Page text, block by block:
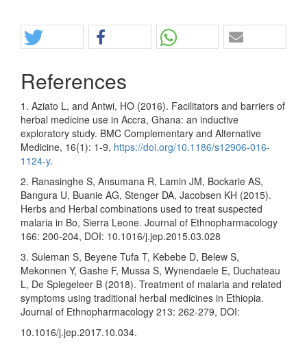
References
1. Aziato L, and Antwi, HO (2016). Facilitators and barriers of
herbal medicine use in Accra, Ghana: an inductive
exploratory study. BMC Complementary and Alternative
Medicine, 16(1): 1-9, https://doi.org/10.1186/s12906-016-
1124-y.
2. Ranasinghe S, Ansumana R, Lamin JM, Bockarie AS,
Bangura U, Buanie AG, Stenger DA, Jacobsen KH (2015).
Herbs and Herbal combinations used to treat suspected
malaria in Bo, Sierra Leone. Journal of Ethnopharmacology
166: 200-204, DOI: 10.1016/j.jep.2015.03.028
3. Suleman S, Beyene Tufa T, Kebebe D, Belew S,
Mekonnen Y, Gashe F, Mussa S, Wynendaele E, Duchateau
L, De Spiegeleer B (2018). Treatment of malaria and related
symptoms using traditional herbal medicines in Ethiopia.
Journal of Ethnopharmacology 213: 262-279, DOI:
10.1016/j.jep.2017.10.034.